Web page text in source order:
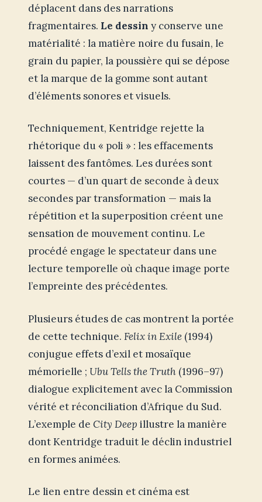
déplacent dans des narrations
fragmentaires. Le dessin y conserve une
matérialité : la matière noire du fusain, le
grain du papier, la poussière qui se dépose
et la marque de la gomme sont autant
d’éléments sonores et visuels.
Techniquement, Kentridge rejette la
rhétorique du « poli » : les effacements
laissent des fantômes. Les durées sont
courtes — d’un quart de seconde à deux
secondes par transformation — mais la
répétition et la superposition créent une
sensation de mouvement continu. Le
procédé engage le spectateur dans une
lecture temporelle où chaque image porte
l’empreinte des précédentes.
Plusieurs études de cas montrent la portée
de cette technique. Felix in Exile(1994)
conjugue effets d’exil et mosaïque
mémorielle ; Ubu Tells the Truth(1996–97)
dialogue explicitement avec la Commission
vérité et réconciliation d’Afrique du Sud.
L’exemple de City Deep illustre la manière
dont Kentridge traduit le déclin industriel
en formes animées.
Le lien entre dessin et cinéma est